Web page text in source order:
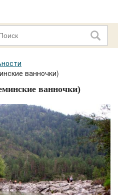
ванночки)
ванночки)